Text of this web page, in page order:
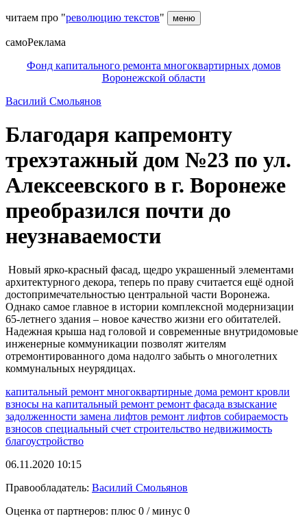
читаем про "революцию текстов" меню
самоРеклама
Фонд капитального ремонта многоквартирных домов
Воронежской области
Василий Смольянов
Благодаря капремонту
трехэтажный дом №23 по ул.
Алексеевского в г. Воронеже
преобразился почти до
неузнаваемости
Новый ярко-красный фасад, щедро украшенный элементами
архитектурного декора, теперь по праву считается ещё одной
достопримечательностью центральной части Воронежа.
Однако самое главное в истории комплексной модернизации
65-летнего здания – новое качество жизни его обитателей.
Надежная крыша над головой и современные внутридомовые
инженерные коммуникации позволят жителям
отремонтированного дома надолго забыть о многолетних
коммунальных неурядицах.
капитальный ремонт многоквартирные дома ремонт кровли
взносы на капитальный ремонт ремонт фасада взыскание
задолженности замена лифтов ремонт лифтов собираемость
взносов специальный счет строительство недвижимость
благоустройство
06.11.2020 10:15
Правообладатель: Василий Смольянов
Оценка от партнеров: плюс 0 / минус 0